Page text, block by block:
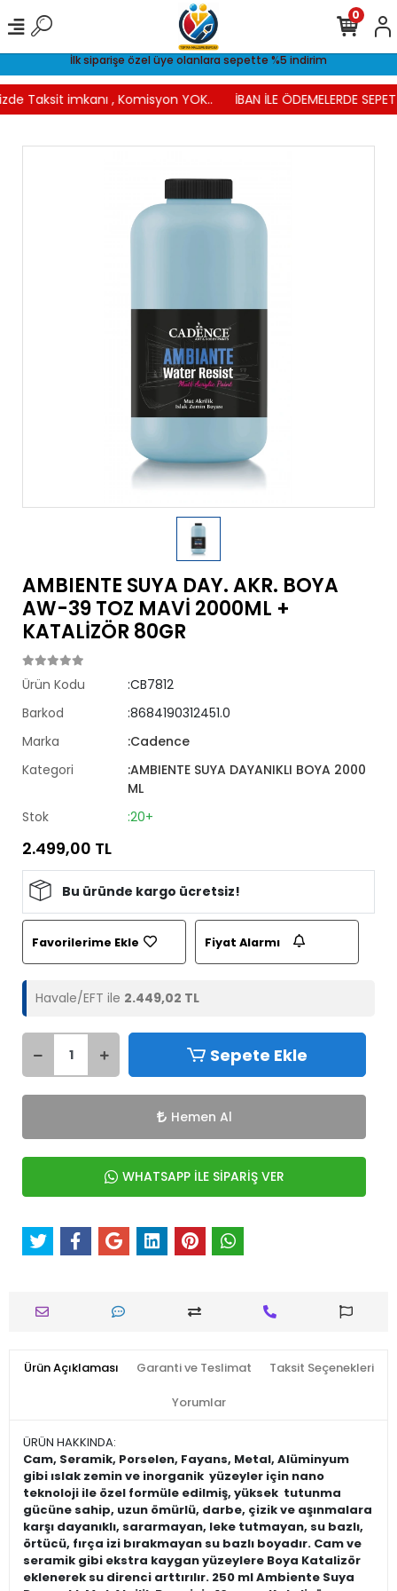
İlk siparişe özel üye olanlara sepette %5 indirim
Taksit imkanı , Komisyon YOK.. İBAN İLE ÖDEMELERDE
0
AMBIENTE SUYA DAY. AKR. BOYA
AW-39 TOZ MAVİ 2000ML +
KATALİZÖR 80GR
Ürün Kodu
:CB7812
Barkod
:8684190312451.0
Marka
:Cadence
Kategori
:AMBIENTE SUYA DAYANIKLI BOYA 2000
ML
Stok
:20+
2.499,00 TL
Bu üründe kargo ücretsiz!
Favorilerime Ekle Fiyat Alarmı
Havale/EFT ile 2.449,02 TL
Sepete Ekle
Hemen Al
WHATSAPP İLE SİPARİŞ VER
Ürün Açıklaması Garanti ve Teslimat Taksit Seçenekleri
Yorumlar
ÜRÜN HAKKINDA:
Cam, Seramik, Porselen, Fayans, Metal, Alüminyum
gibi ıslak zemin ve inorganik yüzeyler için nano
teknoloji ile özel formüle edilmiş, yüksek tutunma
gücüne sahip, uzun ömürlü, darbe, çizik ve aşınmalara
karşı dayanıklı, sararmayan, leke tutmayan, su bazlı,
örtücü, fırça izi bırakmayan su bazlı boyadır. Cam ve
seramik gibi ekstra kaygan yüzeylere Boya Katalizör
eklenerek su direnci arttırılır. 250 ml Ambiente Suya